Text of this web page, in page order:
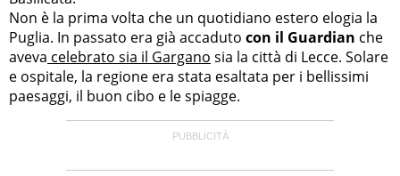
Non è la prima volta che un quotidiano estero elogia la
Puglia. In passato era già accaduto con il Guardian che
aveva celebrato sia il Gargano sia la città di Lecce. Solare
e ospitale, la regione era stata esaltata per i bellissimi
paesaggi, il buon cibo e le spiagge.